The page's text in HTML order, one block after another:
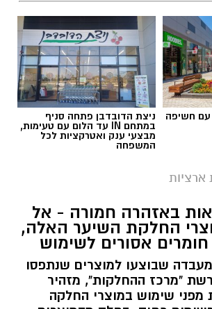
הצלה
מעורבות חמישה כלי רכב אירעה
חשיפה ניצת הדובדבן פתחה סניף
במתחם IN עד הלום עם טעימות,
מבצעי ענק ואטרקציות לכל
המשפחה
ארציות
באזהרה חמורה - אל
החלקת השיער האלה,
אסורים לשימוש
שבוצעו למוצרים שנתפסו
"מרכז ההחלקות", מזהיר
מפני שימוש במוצרי החלקה